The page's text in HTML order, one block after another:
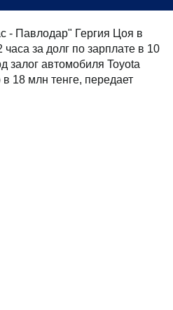
- Павлодар" Гергия Цоя в
за долг по зарплате в 10
залог автомобиля Toyota
18 млн тенге, передает